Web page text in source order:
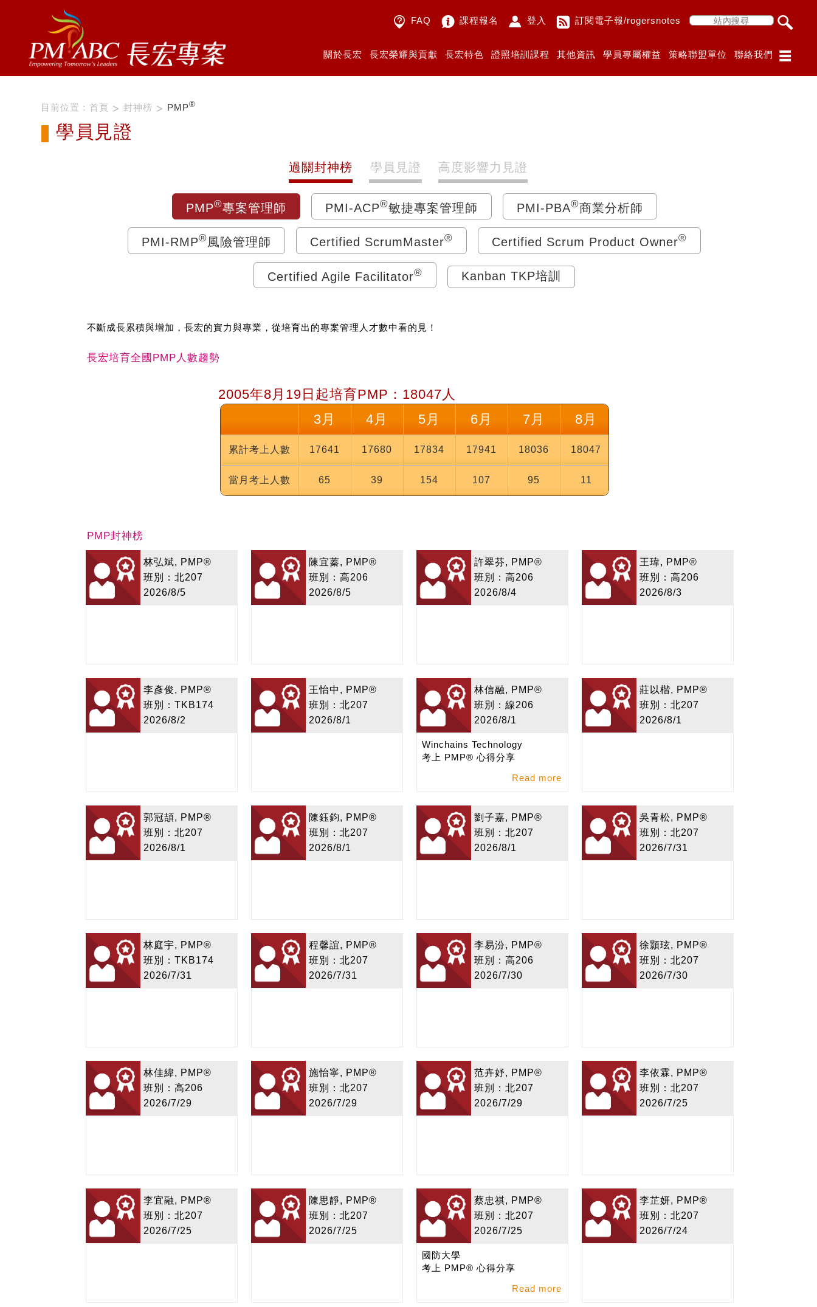
聯絡我們
策略聯盟單位
學員專屬權益
其他資訊
證照培訓課程
長宏特色
長宏榮耀與貢獻
關於長宏
訂閱電子報/rogersnotes
登入
課程報名
FAQ
目前位置：首頁 封神榜 PMP®
學員見證
過關封神榜 學員見證 高度影響力見證
PMP®專案管理師 PMI-ACP®敏捷專案管理師 PMI-PBA®商業分析師
PMI-RMP®風險管理師 Certified ScrumMaster® Certified Scrum Product Owner®
Certified Agile Facilitator® Kanban TKP培訓
不斷成長累積與增加，長宏的實力與專業，從培育出的專案管理人才數中看的見！
長宏培育全國PMP人數趨勢
2005年8月19日起培育PMP： 18047 人
3月
4月 5月 6月 7月 8月
累計考上人數 17641 17680 17834 17941 18036 18047
當月考上人數 65 39 154 107 95 11
PMP封神榜
林弘斌, PMP®
班別：北207
2026/8/5
陳宜蓁, PMP®
班別：高206
2026/8/5
許翠芬, PMP®
班別：高206
2026/8/4
王瑋, PMP®
班別：高206
2026/8/3
李彥俊, PMP®
班別：TKB174
2026/8/2
王怡中, PMP®
班別：北207
2026/8/1
林信融, PMP®
班別：線206
2026/8/1
Winchains Technology
考上 PMP® 心得分享
Read more
莊以楷, PMP®
班別：北207
2026/8/1
郭冠頡, PMP®
班別：北207
2026/8/1
陳鈺鈞, PMP®
班別：北207
2026/8/1
劉子嘉, PMP®
班別：北207
2026/8/1
吳青松, PMP®
班別：北207
2026/7/31
林庭宇, PMP®
班別：TKB174
2026/7/31
程馨誼, PMP®
班別：北207
2026/7/31
李易汾, PMP®
班別：高206
2026/7/30
徐顥玹, PMP®
班別：北207
2026/7/30
林佳緯, PMP®
班別：高206
2026/7/29
施怡寧, PMP®
班別：北207
2026/7/29
范卉妤, PMP®
班別：北207
2026/7/29
李依霖, PMP®
班別：北207
2026/7/25
李宜融, PMP®
班別：北207
2026/7/25
陳思靜, PMP®
班別：北207
2026/7/25
蔡忠祺, PMP®
班別：北207
2026/7/25
國防大學
考上 PMP® 心得分享
Read more
李芷妍, PMP®
班別：北207
2026/7/24